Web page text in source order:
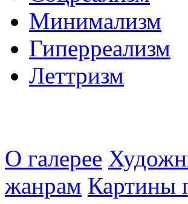
Минимализм
Гиперреализм
Леттризм
О галерее
жанрам Картины